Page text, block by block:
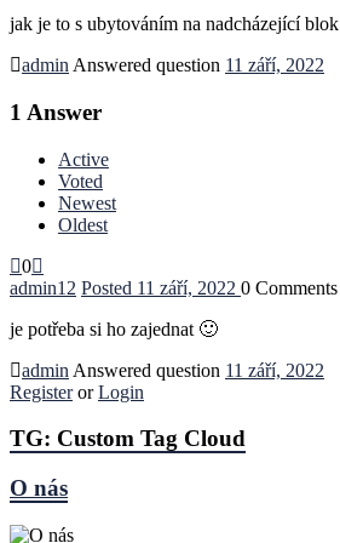
jak je to s ubytováním na nadcházející blok
admin Answered question 11 září, 2022
1 Answer
Active
Voted
Newest
Oldest
0
admin12 Posted 11 září, 2022 0 Comments
je potřeba si ho zajednat 🙂
admin Answered question 11 září, 2022
Register or Login
TG: Custom Tag Cloud
O nás